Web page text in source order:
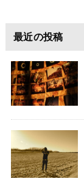
最近の投稿